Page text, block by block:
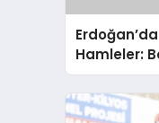
Hamleler:
Diplomasi